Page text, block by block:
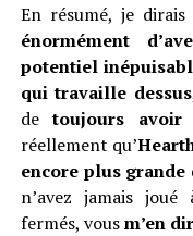
En résumé, je dirais
énormément
potentiel
qui travaille dessus
detoujours avoir
réellement qu’
encore plus grande
n’avez jamais
fermés, vousm’en